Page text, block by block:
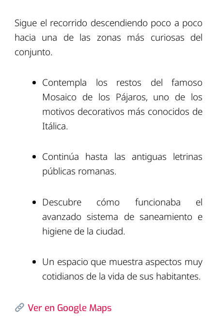
Sigue el recorrido descendiendo poco a poco
hacia una de las zonas más curiosas del
conjunto.
Contempla los restos del famoso
Mosaico de los Pájaros, uno de los
motivos decorativos más conocidos de
Itálica.
Continúa hasta las antiguas letrinas
públicas romanas.
Descubre cómo funcionaba el
avanzado sistema de saneamiento e
higiene de la ciudad.
Un espacio que muestra aspectos muy
cotidianos de la vida de sus habitantes.
Ver en Google Maps